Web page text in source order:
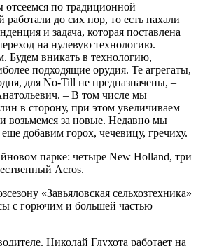
отсеемся по традиционной
работали до сих пор, то есть пахали
и задача, которая поставлена
на нулевую технологию.
Будем вникать в технологию,
подходящие орудия. Те агрегаты,
для No-Till не предназначены, –
– В том числе мы
в сторону, при этом увеличиваем
возьмемся за новые. Недавно мы
добавим горох, чечевицу, гречиху.
парке: четыре New Holland, три
Acros.
«Завьяловская сельхозтехника»
с горючим и большей частью
Николай Глухота работает на